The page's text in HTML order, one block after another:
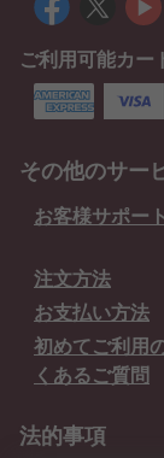
ご利用可能カー
その他のサー
お客様サポート
注文方法
お支払い方法
初めてご利用
くあるご質問
法的事項